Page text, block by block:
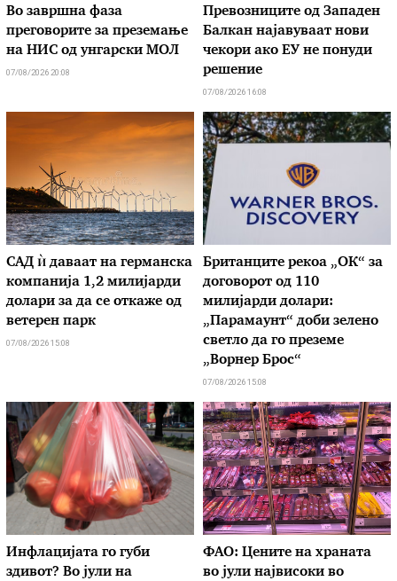
Во завршна фаза
преговорите за преземање
на НИС од унгарски МОЛ
07/08/2026 20:08
Превозниците од Западен
Балкан најавуваат нови
чекори ако ЕУ не понуди
решение
07/08/2026 16:08
САД ѝ даваат на германска
компанија 1,2 милијарди
долари за да се откаже од
ветерен парк
07/08/2026 15:08
Британците рекоа „ОК“ за
договорот од 110
милијарди долари:
„Парамаунт“ доби зелено
светло да го преземе
„Ворнер Брос“
07/08/2026 15:08
Инфлацијата го губи
здивот? Во јули на
ФАО: Цените на храната
во јули највисоки во